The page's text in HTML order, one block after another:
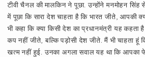
टीवी चैनल की मालकिन ने पूछा. उन्होंने मनमोहन सिंह
में पूछा कि सारा देश चाहता है कि भारत जीते, आपकी
भी कहा कि क्या किसी देश का प्रधानमंत्री यह कहता
कप नहीं जीते, बल्कि पड़ोसी देश जीते. मैं भी चाहता हूं
खत्म नहीं हुई. उनका अगला सवाल यह था कि आपका